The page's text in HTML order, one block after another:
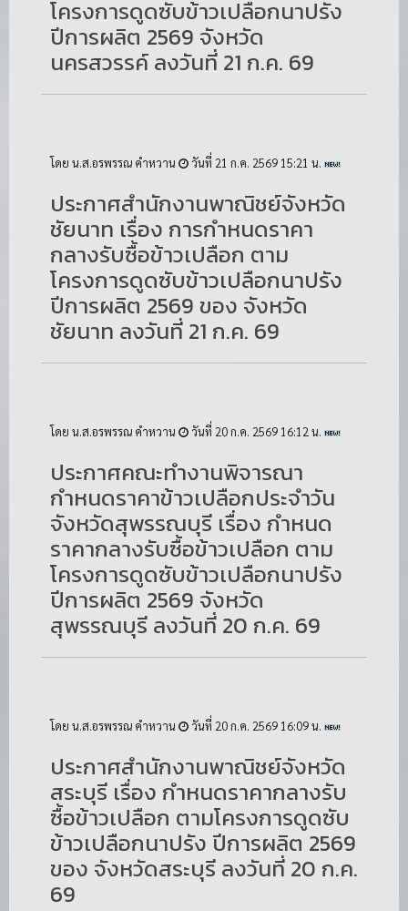
โครงการดูดซับข้าวเปลือกนาปรัง
ปีการผลิต 2569 จังหวัด
นครสวรรค์ ลงวันที่ 21 ก.ค. 69
โดย น.ส.อรพรรณ คำหวาน วันที่ 21 ก.ค. 2569 15:21 น.
ประกาศสำนักงานพาณิชย์จังหวัด
ชัยนาท เรื่อง การกำหนดราคา
กลางรับซื้อข้าวเปลือก ตาม
โครงการดูดซับข้าวเปลือกนาปรัง
ปีการผลิต 2569 ของ จังหวัด
ชัยนาท ลงวันที่ 21 ก.ค. 69
โดย น.ส.อรพรรณ คำหวาน วันที่ 20 ก.ค. 2569 16:12 น.
ประกาศคณะทำงานพิจารณา
กำหนดราคาข้าวเปลือกประจำวัน
จังหวัดสุพรรณบุรี เรื่อง กำหนด
ราคากลางรับซื้อข้าวเปลือก ตาม
โครงการดูดซับข้าวเปลือกนาปรัง
ปีการผลิต 2569 จังหวัด
สุพรรณบุรี ลงวันที่ 20 ก.ค. 69
โดย น.ส.อรพรรณ คำหวาน วันที่ 20 ก.ค. 2569 16:09 น.
ประกาศสำนักงานพาณิชย์จังหวัด
สระบุรี เรื่อง กำหนดราคากลางรับ
ซื้อข้าวเปลือก ตามโครงการดูดซับ
ข้าวเปลือกนาปรัง ปีการผลิต 2569
ของ จังหวัดสระบุรี ลงวันที่ 20 ก.ค.
69